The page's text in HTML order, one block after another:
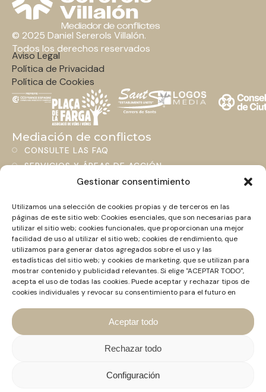
Gestionar consentimiento
Utilizamos una selección de cookies propias y de terceros en las
páginas de este sitio web: Cookies esenciales, que son necesarias para
utilizar el sitio web; cookies funcionales, que proporcionan una mejor
facilidad de uso al utilizar el sitio web; cookies de rendimiento, que
utilizamos para generar datos agregados sobre el uso y las
estadísticas del sitio web; y cookies de marketing, que se utilizan para
mostrar contenido y publicidad relevantes. Si elige "ACEPTAR TODO",
acepta el uso de todas las cookies. Puede aceptar y rechazar tipos de
cookies individuales y revocar su consentimiento para el futuro en
Aceptar todo
Rechazar todo
Configuración
© 2025 Daniel Sererols Villalón.
Todos los derechos reservados
Aviso Legal
Política de Privacidad
Política de Cookies
Mediación de conflictos
CONSULTE LAS FAQ
SERVICIOS Y ÁREAS DE ACCIÓN
Contacto
+34 661 463 306
HOLA@MEDIADORCONFLICTOS.COM
LINKEDIN
Normativa vigente
NORMATIVA CATALANA
NORMATIVA ESTATAL
NORMATIVA INTERNACIONAL
NOVEDAD NORMATIVA ESTATAL
Deberes deontológicos de los Abogados como Agentes de